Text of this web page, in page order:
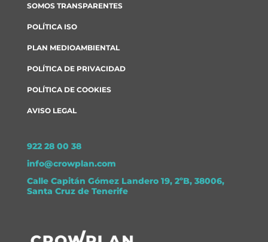
SOMOS TRANSPARENTES
POLÍTICA ISO
PLAN MEDIOAMBIENTAL
POLÍTICA DE PRIVACIDAD
POLÍTICA DE COOKIES
AVISO LEGAL
922 28 00 38
info@crowplan.com
Calle Capitán Gómez Landero 19, 2ºB, 38006,
Santa Cruz de Tenerife